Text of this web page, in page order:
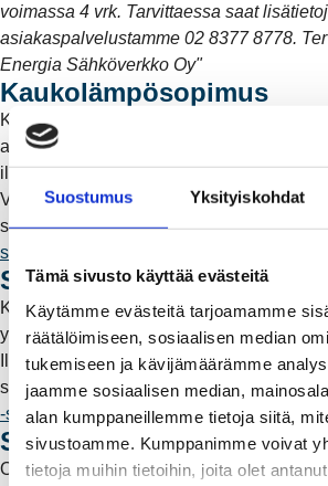
Suostumus Yksityiskohdat
Tämä sivusto käyttää evästeitä
Käytämme evästeitä tarjoamamme
räätälöimiseen, sosiaalisen median
tukemiseen ja kävijämäärämme
jaamme sosiaalisen median,
alan kumppaneillemme tietoja siitä,
sivustoamme. Kumppanimme voivat
tietoja muihin tietoihin, joita olet
voimassa 4 vrk. Tarvittaessa saat
asiakaspalvelustamme 02 8377 8778.
Energia Sähköverkko Oy"
Kaukolämpösopimus
Kiinteistökaupan yhteydessä
automaattisesti myyjältä ostajalle. Muista
ilmoitus myös kaukolämmön osalta.
Voit ilmoittaa kaukolämmön
siirtolomakkeen. Lomakkeet löytyvät
sivulta
Sähköliittymän siirto
Kiinteistökaupassa myös sähköliittymän
yleensä.
Ilmoita omistajanvaihdoksesta Rauman
sähköliittymän siirtolomake. Lomakkeet
-sivulta.
Sähköliittymät rakentajille
Ota yhteyttä Rauman Energiaan hyvissä